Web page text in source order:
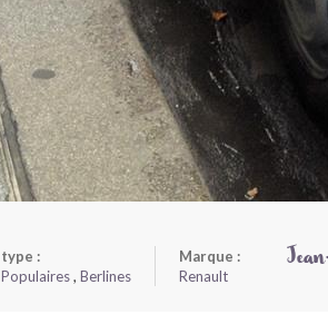
type :
Populaires, Berlines
Marque :
Renault